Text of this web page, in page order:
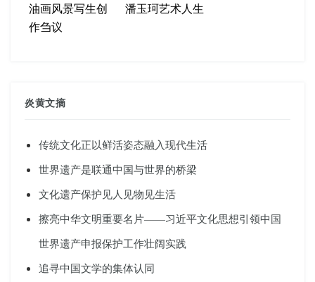
油画风景写生创
作刍议
潘玉珂艺术人生
炎黄文摘
传统文化正以鲜活姿态融入现代生活
世界遗产是联通中国与世界的桥梁
文化遗产保护见人见物见生活
擦亮中华文明重要名片——习近平文化思想引领中国
世界遗产申报保护工作壮阔实践
追寻中国文学的集体认同